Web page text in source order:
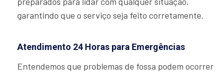
garantindo que o serviço seja feito corretamente.
Atendimento 24 Horas para Emergências
Entendemos que problemas de fossa podem ocorrer